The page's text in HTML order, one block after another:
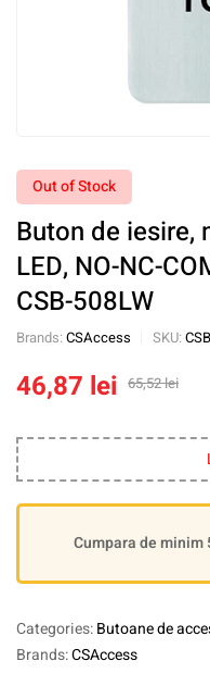
Out of Stock
Buton de iesire,
LED, NO-NC-
CSB-508LW
Brands: CSAccess SKU:
65,52lei
46,87 lei
Cumpara de
Categories:Butoane de
Brands:CSAccess